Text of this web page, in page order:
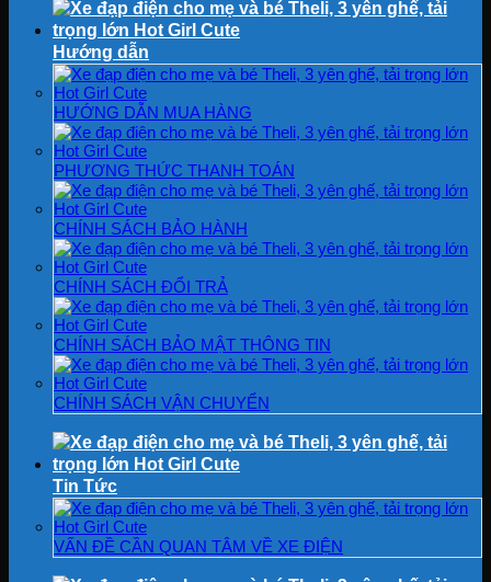
Hướng dẫn
HƯỚNG DẪN MUA HÀNG
PHƯƠNG THỨC THANH TOÁN
CHÍNH SÁCH BẢO HÀNH
CHÍNH SÁCH ĐỔI TRẢ
CHÍNH SÁCH BẢO MẬT THÔNG TIN
CHÍNH SÁCH VẬN CHUYỂN
Tin Tức
VẤN ĐỀ CẦN QUAN TÂM VỀ XE ĐIỆN